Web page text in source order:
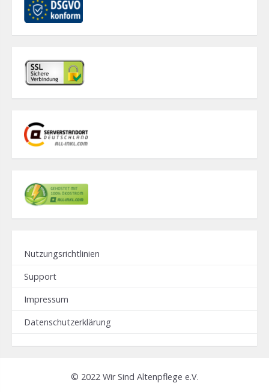
Nutzungsrichtlinien
Support
Impressum
Datenschutzerklärung
© 2022 Wir Sind Altenpflege e.V.